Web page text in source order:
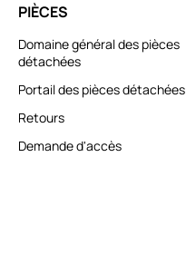
PIÈCES
Domaine général des pièces
détachées
Portail des pièces détachées
Retours
Demande d'accès